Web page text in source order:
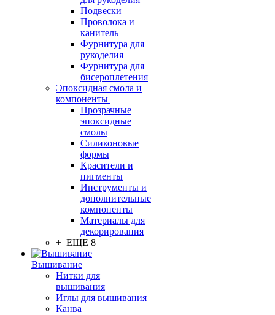
Подвески
Проволока и
канитель
Фурнитура для
рукоделия
Фурнитура для
бисероплетения
Эпоксидная смола и
компоненты
Прозрачные
эпоксидные
смолы
Силиконовые
формы
Красители и
пигменты
Инструменты и
дополнительные
компоненты
Материалы для
декорирования
+ ЕЩЕ 8
Вышивание
Нитки для
вышивания
Иглы для вышивания
Канва